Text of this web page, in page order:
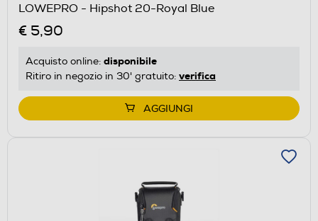
LOWEPRO - Hipshot 20-Royal Blue
€ 5,90
Acquisto online: disponibile
Ritiro in negozio in 30' gratuito: verifica
AGGIUNGI